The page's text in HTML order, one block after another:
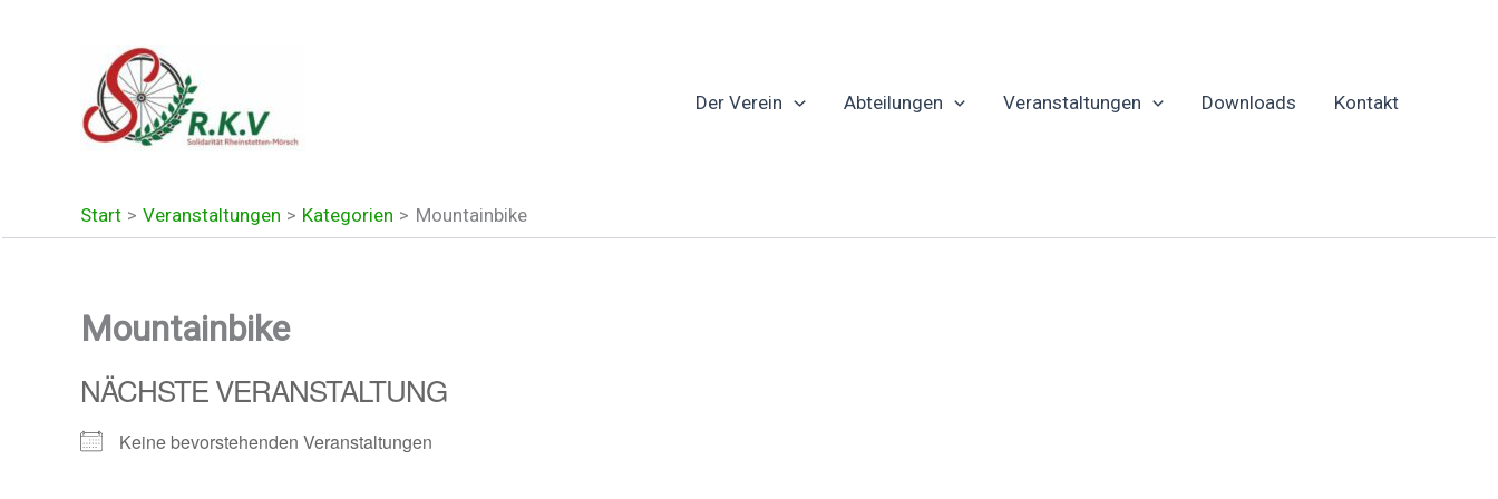
Der Verein
Abteilungen Veranstaltungen Downloads Kontakt
Start Veranstaltungen Kategorien Mountainbike
Mountainbike
NÄCHSTE VERANSTALTUNG
Keine bevorstehenden Veranstaltungen